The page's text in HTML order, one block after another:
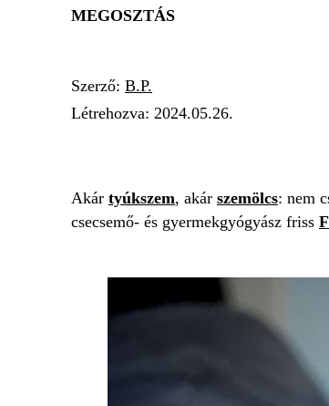
MEGOSZTÁS
Szerző: B.P.
Létrehozva: 2024.05.26.
Akár tyúkszem, akár szemölcs: nem
csecsemő- és gyermekgyógyász friss